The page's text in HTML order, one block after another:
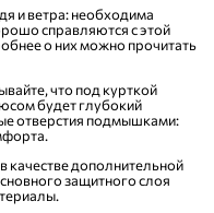
и ветра: необходима
справляются с этой
о них можно прочитать
что под курткой
будет глубокий
отверстия подмышками:
качестве дополнительной
защитного слоя